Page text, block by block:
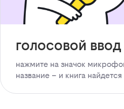
голосовой
нажмите на значок
название – и книга найдется